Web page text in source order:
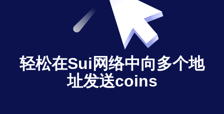
轻松在Sui网络中向多个地
址发送coins